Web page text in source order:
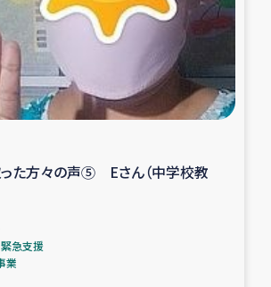
でのシリア難民への食糧・越冬支援
レバノンにおける緊急支援
シリア難民・レバノン人への農業支援
た方々の声⑤ Eさん（中学校教
緊急支援
業